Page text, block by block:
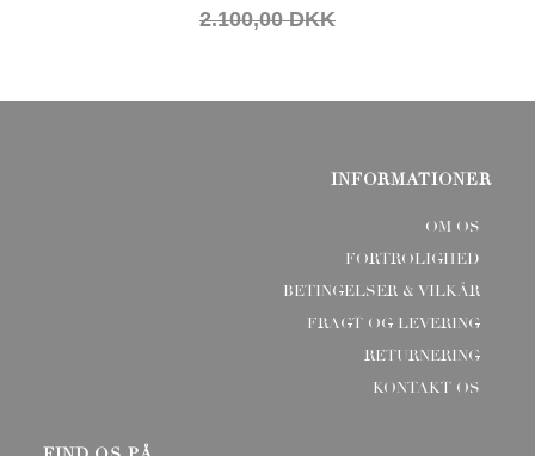
2.100,00 DKK
INFORMATIONER
OM OS
FORTROLIGHED
BETINGELSER & VILKÅR
FRAGT OG LEVERING
RETURNERING
KONTAKT OS